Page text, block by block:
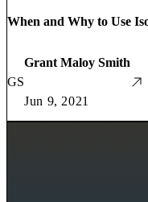
When and Why to Use
GS
Grant Maloy Smith
Jun 9, 2021